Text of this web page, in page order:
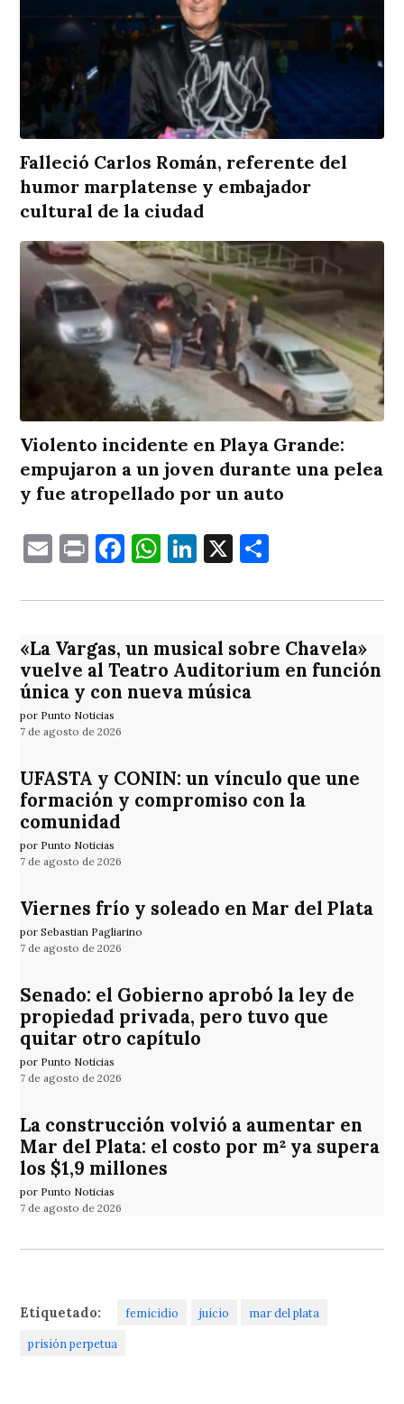
Falleció Carlos Román, referente del
humor marplatense y embajador
cultural de la ciudad
Violento incidente en Playa Grande:
empujaron a un joven durante una pelea
y fue atropellado por un auto
EmailPrintFacebook
WhatsApp
LinkedIn
X
«La Vargas, un musical sobre Chavela»
vuelve al Teatro Auditorium en función
única y con nueva música
por Punto Noticias
7 de agosto de 2026
UFASTA y CONIN: un vínculo que une
formación y compromiso con la
comunidad
por Punto Noticias
7 de agosto de 2026
Viernes frío y soleado en Mar del Plata
por Sebastian Pagliarino
7 de agosto de 2026
Senado: el Gobierno aprobó la ley de
propiedad privada, pero tuvo que
quitar otro capítulo
por Punto Noticias
7 de agosto de 2026
La construcción volvió a aumentar en
Mar del Plata: el costo por m² ya supera
los $1,9 millones
por Punto Noticias
7 de agosto de 2026
Etiquetado: femicidio juicio mar del plata
prisión perpetua